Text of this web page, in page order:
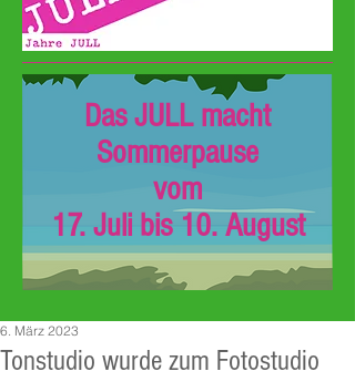
Das JULL macht
Sommerpause
vom
17. Juli bis 10. August
Tonstudio wurde zum Fotostudio
6. März 2023